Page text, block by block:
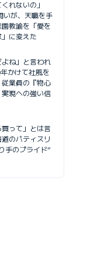
れないの」
が、天職を手
教諭を「愛を
に変えた
よね」と言われ
かけて社風を
業員の『物心
現への強い信
買って」とは言
のパティスリ
手のプライド”